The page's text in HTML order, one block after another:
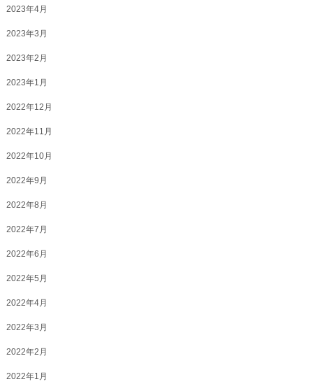
2023年4月
2023年3月
2023年2月
2023年1月
2022年12月
2022年11月
2022年10月
2022年9月
2022年8月
2022年7月
2022年6月
2022年5月
2022年4月
2022年3月
2022年2月
2022年1月